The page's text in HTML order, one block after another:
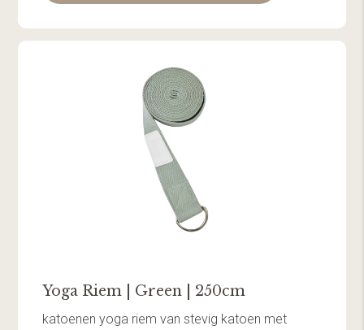
Yoga Riem | Green | 250cm
katoenen yoga riem van stevig katoen met